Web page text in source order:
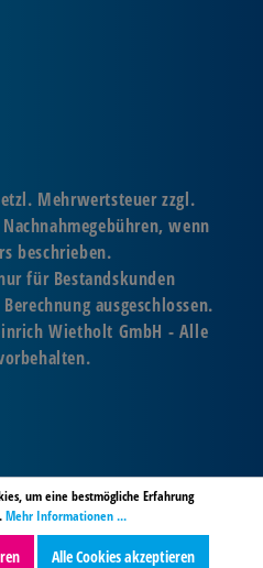
Mehrwertsteuer zzgl.
wenn
beschrieben.
für Bestandskunden
ausgeschlossen.
Wietholt GmbH - Alle
um eine bestmögliche Erfahrung
Mehr Informationen ...
Alle Cookies akzeptieren